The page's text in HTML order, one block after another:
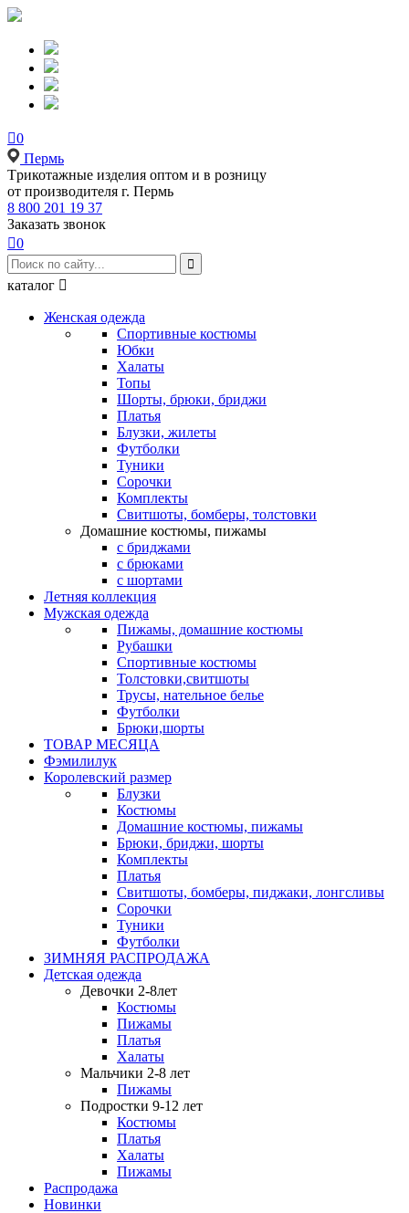
0
Пермь
Tрикотажные изделия оптом и в розницу
от производителя г. Пермь
8 800 201 19 37
Заказать звонок
0

каталог 
Женская одежда
Спортивные костюмы
Юбки
Халаты
Топы
Шорты, брюки, бриджи
Платья
Блузки, жилеты
Футболки
Туники
Сорочки
Комплекты
Свитшоты, бомберы, толстовки
Домашние костюмы, пижамы
с бриджами
с брюками
с шортами
Летняя коллекция
Мужская одежда
Пижамы, домашние костюмы
Рубашки
Спортивные костюмы
Толстовки,свитшоты
Трусы, нательное белье
Футболки
Брюки,шорты
ТОВАР МЕСЯЦА
Фэмилилук
Королевский размер
Блузки
Костюмы
Домашние костюмы, пижамы
Брюки, бриджи, шорты
Комплекты
Платья
Свитшоты, бомберы, пиджаки, лонгсливы
Сорочки
Туники
Футболки
ЗИМНЯЯ РАСПРОДАЖА
Детская одежда
Девочки 2-8лет
Костюмы
Пижамы
Платья
Халаты
Мальчики 2-8 лет
Пижамы
Подростки 9-12 лет
Костюмы
Платья
Халаты
Пижамы
Распродажа
Новинки